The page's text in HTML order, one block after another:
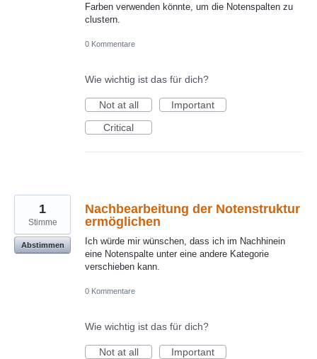
Farben verwenden könnte, um die Notenspalten zu
clustern.
0 Kommentare
Wie wichtig ist das für dich?
Not at all
Important
Critical
Nachbearbeitung der Notenstruktur
ermöglichen
Ich würde mir wünschen, dass ich im Nachhinein
eine Notenspalte unter eine andere Kategorie
verschieben kann.
1
Stimme
Abstimmen
0 Kommentare
Wie wichtig ist das für dich?
Not at all
Important